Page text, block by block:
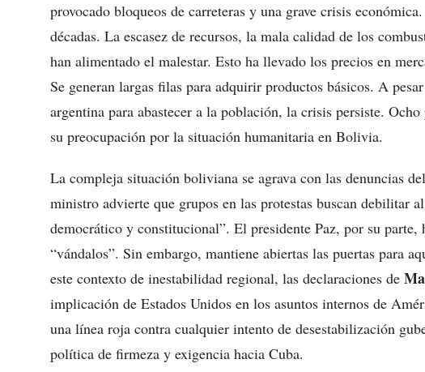
provocado bloqueos de carreteras y una grave crisis
décadas. La escasez de recursos, la mala calidad de los
han alimentado el malestar. Esto ha llevado los precios en
Se generan largas filas para adquirir productos básicos. A
argentina para abastecer a la población, la crisis persiste.
su preocupación por la situación humanitaria en Bolivia.
La compleja situación boliviana se agrava con las denuncias
ministro advierte que grupos en las protestas buscan debilitar
democrático y constitucional”. El presidente Paz, por su parte,
“vándalos”. Sin embargo, mantiene abiertas las puertas para
este contexto de inestabilidad regional, las declaraciones de
implicación de Estados Unidos en los asuntos internos de
una línea roja contra cualquier intento de desestabilización
política de firmeza y exigencia hacia Cuba.